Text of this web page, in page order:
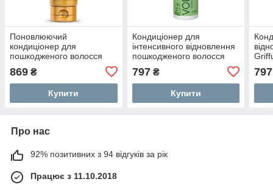
Поновлюючий
кондиціонер для
пошкодженого волосся
869 ₴
Купити
Кондиціонер для
інтенсивного відновлення
пошкодженого волосся
Griffus Condicionador Vou
de Abacate 420 ml
797₴
Купити
797
Про нас
92% позитивних з 94 відгуків за рік
Працює з 11.10.2018